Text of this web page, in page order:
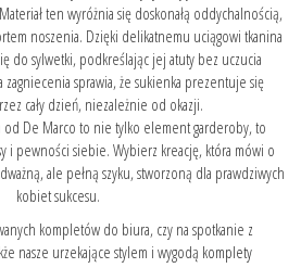
ten wyróżnia się doskonałą oddychalnością,
noszenia. Dzięki delikatnemu uciągowi tkanina
do sylwetki, podkreślając jej atuty bez uczucia
sprawia, że sukienka prezentuje się
cały dzień, niezależnie od okazji.
od De Marco to nie tylko element garderoby, to
i pewności siebie. Wybierz kreację, która mówi o
ale pełną szyku, stworzoną dla prawdziwych
kobiet sukcesu.
kompletów do biura, czy na spotkanie z
nasze urzekające stylem i wygodą komplety